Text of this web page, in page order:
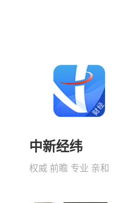
中新经纬
权威 前瞻 专业 亲和